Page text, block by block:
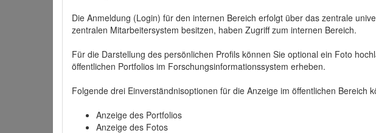
Die Anmeldung (Login) für den internen Bereich erfolgt über das zentrale
zentralen Mitarbeitersystem besitzen, haben Zugriff zum internen Bereich.
Für die Darstellung des persönlichen Profils können Sie optional ein Foto
öffentlichen Portfolios im Forschungsinformationssystem erheben.
Folgende drei Einverständnisoptionen für die Anzeige im öffentlichen Bereich
Anzeige des Portfolios
Anzeige des Fotos